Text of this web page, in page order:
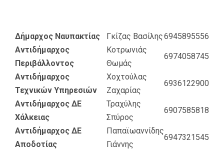
Δήμαρχος Ναυπακτίας Γκίζας Βασίλης6945895556
Αντιδήμαρχος
Περιβάλλοντος
Κοτρωνιάς
Θωμάς
6974058745
Αντιδήμαρχος
Τεχνικών Υπηρεσιών
Χοχτούλας
Ζαχαρίας
6936122900
Αντιδήμαρχος ΔΕ
Χάλκειας
Τραχύλης
Σπύρος
6907585818
Αντιδήμαρχος ΔΕ
Αποδοτίας
Παπαϊωαννίδης
Γιάννης
6947321545